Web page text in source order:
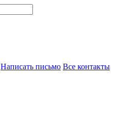
Написать письмо Все контакты